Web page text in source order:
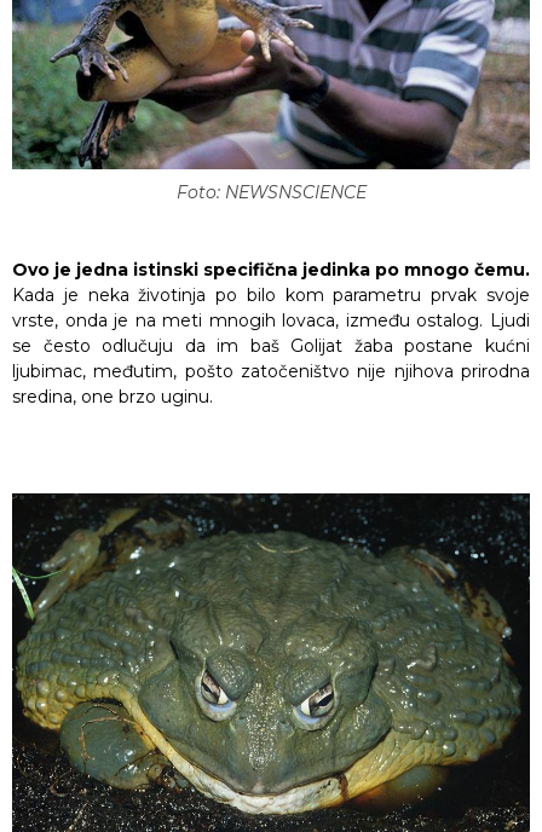
Foto: NEWSNSCIENCE
Ovo je jedna istinski specifična jedinka po mnogo čemu.
Kada je neka životinja po bilo kom parametru prvak svoje
vrste, onda je na meti mnogih lovaca, između ostalog. Ljudi
se često odlučuju da im baš Golijat žaba postane kućni
ljubimac, međutim, pošto zatočeništvo nije njihova prirodna
sredina, one brzo uginu.